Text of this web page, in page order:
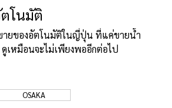
โนมัติ
ายของอัตโนมัติในญี่ปุ่น ที่แค่ขายน้ำ
เหมือนจะไม่เพียงพออีกต่อไป
OSAKA